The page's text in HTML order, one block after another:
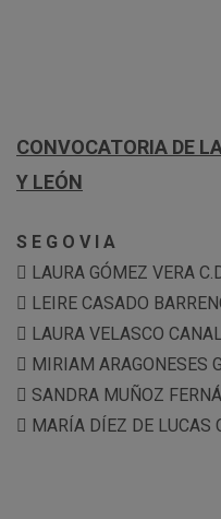
CONVOCATORIA DE
Y LEÓN
S E G O V I A
 LAURA GÓMEZ VERA
 LEIRE CASADO
 LAURA VELASCO
 MIRIAM ARAGONESES
 SANDRA MUÑOZ
 MARÍA DÍEZ DE LUCAS